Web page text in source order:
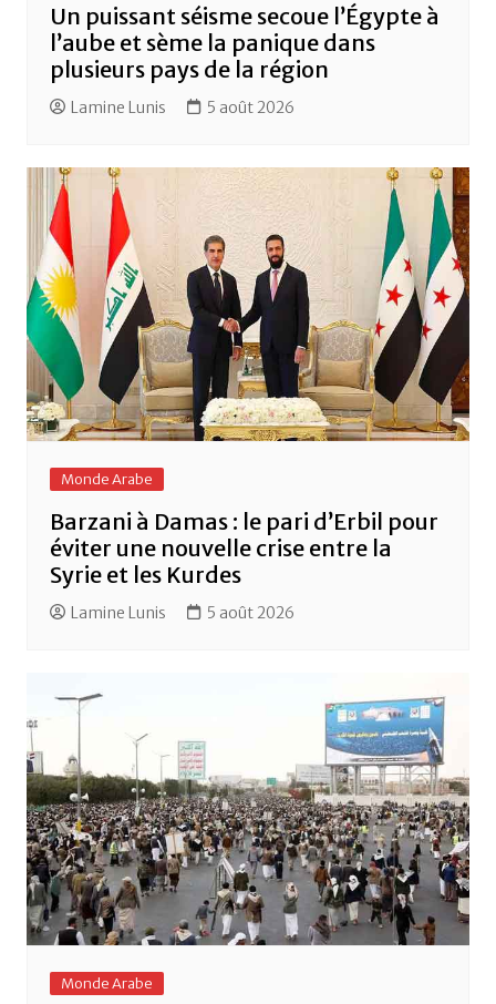
Un puissant séisme secoue l’Égypte à
l’aube et sème la panique dans
plusieurs pays de la région
Lamine Lunis 5 août 2026
Monde Arabe
Barzani à Damas : le pari d’Erbil pour
éviter une nouvelle crise entre la
Syrie et les Kurdes
Lamine Lunis 5 août 2026
Monde Arabe